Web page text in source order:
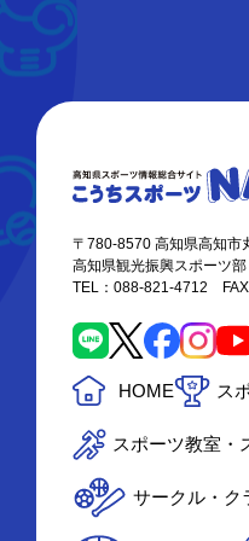
〒780-8570 高知県高知市
高知県観光振興スポーツ
TEL：088-821-4712
HOME ス
スポーツ教室・
サークル・ク